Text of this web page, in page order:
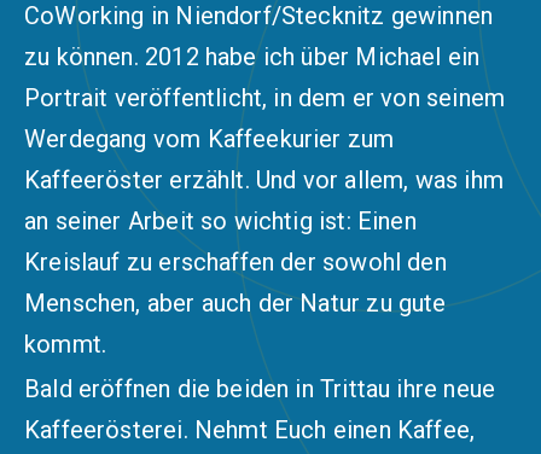
CoWorking in Niendorf/Stecknitz gewinnen
zu können. 2012 habe ich über Michael ein
Portrait veröffentlicht, in dem er von seinem
Werdegang vom Kaffeekurier zum
Kaffeeröster erzählt. Und vor allem, was ihm
an seiner Arbeit so wichtig ist: Einen
Kreislauf zu erschaffen der sowohl den
Menschen, aber auch der Natur zu gute
kommt.
Bald eröffnen die beiden in Trittau ihre neue
Kaffeerösterei. Nehmt Euch einen Kaffee,